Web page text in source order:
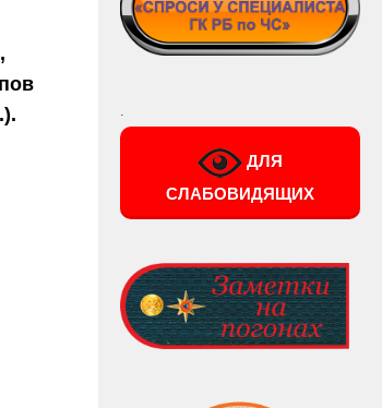
ДЛЯ
СЛАБОВИДЯЩИХ